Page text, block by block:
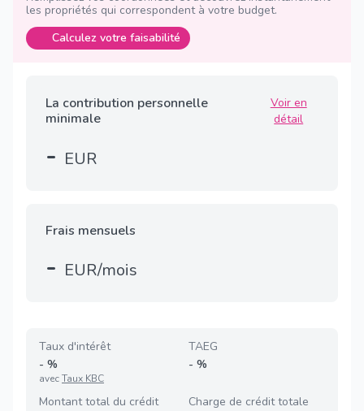
les propriétés qui correspondent à votre budget.
Calculez votre faisabilité
La contribution personnelle
minimale
Voir en
détail
- EUR
Frais mensuels
- EUR/mois
Taux d'intérêt
- %
avecTaux KBC
TAEG
- %
Montant total du crédit
Charge de crédit totale